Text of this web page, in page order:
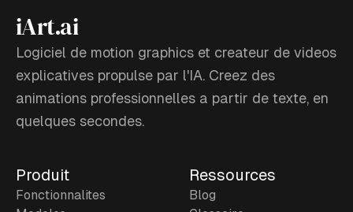
iArt.ai
Logiciel de motion graphics et createur de videos
explicatives propulse par l'IA. Creez des
animations professionnelles a partir de texte, en
quelques secondes.
Produit
Fonctionnalites
Ressources
Blog